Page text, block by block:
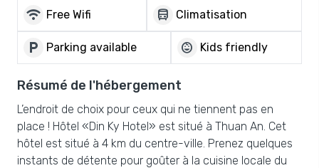
wifi Free Wifi directions_bus Climatisation
local_parking Parking available child_care Kids friendly
Résumé de l'hébergement
L’endroit de choix pour ceux qui ne tiennent pas en
place ! Hôtel «Din Ky Hotel» est situé à Thuan An. Cet
hôtel est situé à 4 km du centre-ville. Prenez quelques
instants de détente pour goûter à la cuisine locale du